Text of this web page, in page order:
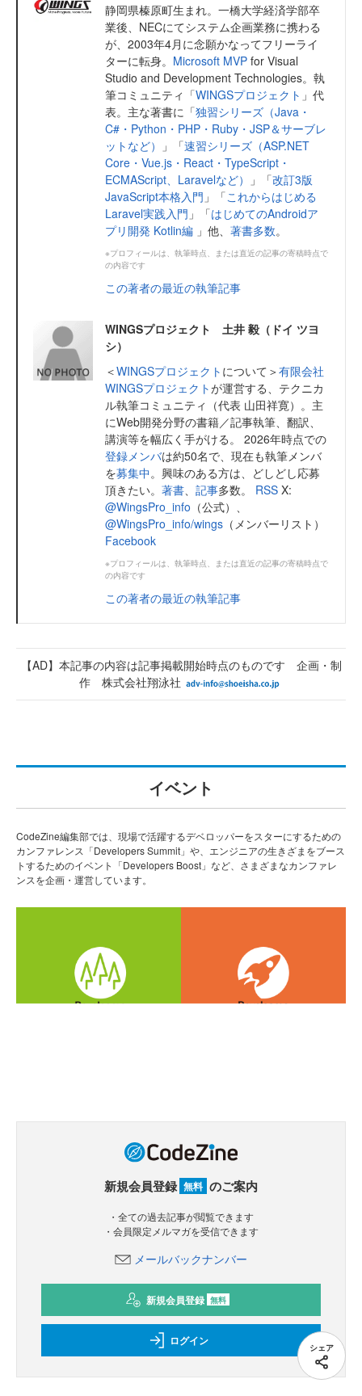
静岡県榛原町生まれ。一橋大学経済学部卒
業後、NECにてシステム企画業務に携わる
が、2003年4月に念願かなってフリーライ
ターに転身。 Microsoft MVP for Visual
Studio and Development Technologies。執
筆コミュニティ「WINGSプロジェクト 」代
表。主な著書に「独習シリーズ（Java・
C#・Python・PHP・Ruby・JSP＆サーブレ
ットなど）
」「速習シリーズ（ASP.NET
Core・Vue.js・React・TypeScript・
ECMAScript、Laravelなど）
」「改訂3版
JavaScript本格入門 」「これからはじめる
Laravel実践入門 」「はじめてのAndroidア
プリ開発 Kotlin編 」他、 著書多数。
※プロフィールは、執筆時点、または直近の記事の寄稿時点で
の内容です
この著者の最近の執筆記事
WINGSプロジェクト 土井 毅（ドイ ツヨ
シ）
＜WINGSプロジェクト について＞有限会社
WINGSプロジェクトが運営する、テクニカ
ル執筆コミュニティ（代表 山田祥寛）。主
にWeb開発分野の書籍／記事執筆、翻訳、
講演等を幅広く手がける。 2026年時点での
登録メンバは約50名で、現在も執筆メンバ
を募集中。興味のある方は、どしどし応募
頂きたい。 著書、 記事多数。 RSS X:
@WingsPro_info （公式）、
@WingsPro_info/wings （メンバーリスト）
Facebook
※プロフィールは、執筆時点、または直近の記事の寄稿時点で
の内容です
この著者の最近の執筆記事
【AD】本記事の内容は記事掲載開始時点のものです 企画・制
作 株式会社翔泳社
シェア
イベント
CodeZine編集部では、現場で活躍するデベロッパーをスターにするための
カンファレンス「Developers Summit」や、エンジニアの生きざまをブース
トするためのイベント「Developers Boost」など、さまざまなカンファレ
ンスを企画・運営しています。
新規会員登録 無料 のご案内
・全ての過去記事が閲覧できます
・会員限定メルマガを受信できます
メールバックナンバー
新規会員登録 無料
ログイン